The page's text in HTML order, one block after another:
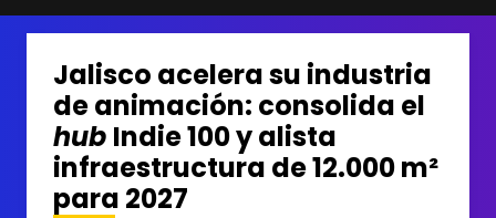
Jalisco acelera su industria
de animación: consolida el
hub Indie 100 y alista
infraestructura de 12.000 m²
para 2027